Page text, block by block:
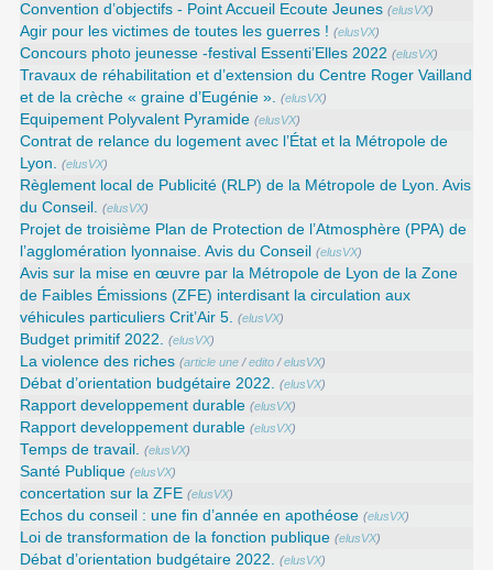
Convention d’objectifs - Point Accueil Ecoute Jeunes (elusVX)
Agir pour les victimes de toutes les guerres ! (elusVX)
Concours photo jeunesse -festival Essenti’Elles 2022 (elusVX)
Travaux de réhabilitation et d’extension du Centre Roger Vailland
et de la crèche « graine d’Eugénie ». (elusVX)
Equipement Polyvalent Pyramide (elusVX)
Contrat de relance du logement avec l’État et la Métropole de
Lyon. (elusVX)
Règlement local de Publicité (RLP) de la Métropole de Lyon. Avis
du Conseil. (elusVX)
Projet de troisième Plan de Protection de l’Atmosphère (PPA) de
l’agglomération lyonnaise. Avis du Conseil
(elusVX)
Avis sur la mise en œuvre par la Métropole de Lyon de la Zone
de Faibles Émissions (ZFE) interdisant la circulation aux
véhicules particuliers Crit’Air 5. (elusVX)
Budget primitif 2022. (elusVX)
La violence des riches (article une /edito /elusVX)
Débat d’orientation budgétaire 2022. (elusVX)
Rapport developpement durable (elusVX)
Rapport developpement durable (elusVX)
Temps de travail. (elusVX)
Santé Publique (elusVX)
concertation sur la ZFE (elusVX)
Echos du conseil : une fin d’année en apothéose (elusVX)
Loi de transformation de la fonction publique (elusVX)
Débat d’orientation budgétaire 2022. (elusVX)